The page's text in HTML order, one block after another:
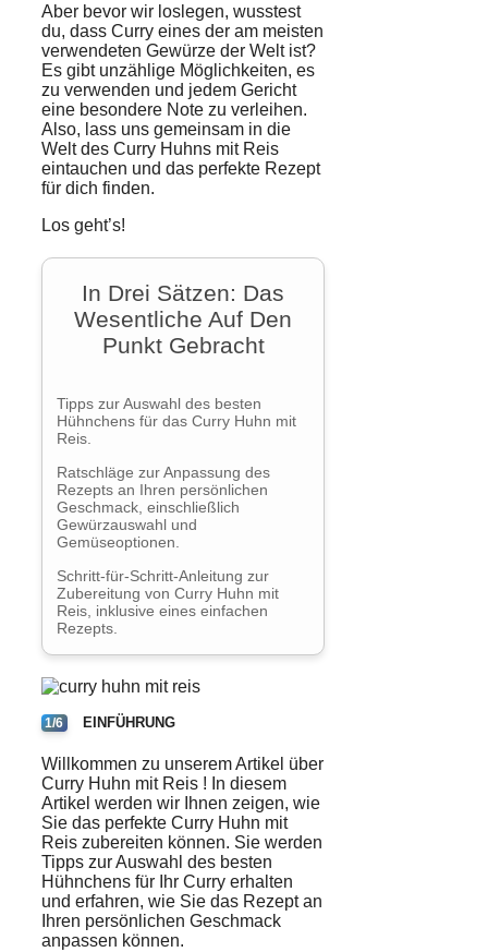
Aber bevor wir loslegen, wusstest
du, dass Curry eines der am meisten
verwendeten Gewürze der Welt ist?
Es gibt unzählige Möglichkeiten, es
zu verwenden und jedem Gericht
eine besondere Note zu verleihen.
Also, lass uns gemeinsam in die
Welt des Curry Huhns mit Reis
eintauchen und das perfekte Rezept
für dich finden.
Los geht’s!
In Drei Sätzen: Das
Wesentliche Auf Den
Punkt Gebracht
Tipps zur Auswahl des besten
Hühnchens für das Curry Huhn mit
Reis.
Ratschläge zur Anpassung des
Rezepts an Ihren persönlichen
Geschmack, einschließlich
Gewürzauswahl und
Gemüseoptionen.
Schritt-für-Schritt-Anleitung zur
Zubereitung von Curry Huhn mit
Reis, inklusive eines einfachen
Rezepts.
1/6 EINFÜHRUNG
Willkommen zu unserem Artikel über
Curry Huhn mit Reis ! In diesem
Artikel werden wir Ihnen zeigen, wie
Sie das perfekte Curry Huhn mit
Reis zubereiten können. Sie werden
Tipps zur Auswahl des besten
Hühnchens für Ihr Curry erhalten
und erfahren, wie Sie das Rezept an
Ihren persönlichen Geschmack
anpassen können.